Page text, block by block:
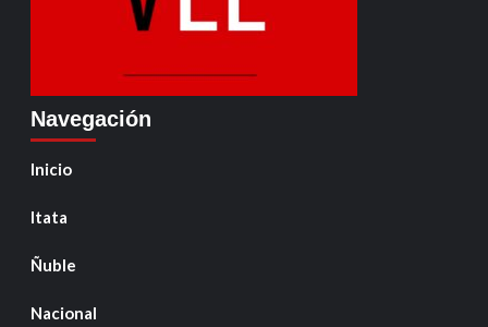
Navegación
Inicio
Itata
Ñuble
Nacional